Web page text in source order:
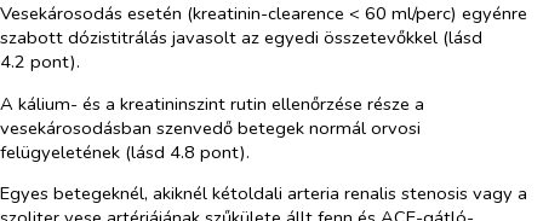
Vesekárosodás esetén (kreatinin-clearence < 60 ml/perc) egyénre
szabott dózistitrálás javasolt az egyedi összetevőkkel (lásd
4.2 pont).
A kálium- és a kreatininszint rutin ellenőrzése része a
vesekárosodásban szenvedő betegek normál orvosi
felügyeletének (lásd 4.8 pont).
Egyes betegeknél, akiknél kétoldali arteria renalis stenosis vagy a